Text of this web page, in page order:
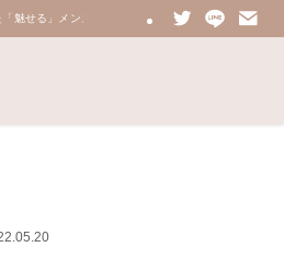
魅せる」メンズエステ 鼠蹊部・密着・総合技術力